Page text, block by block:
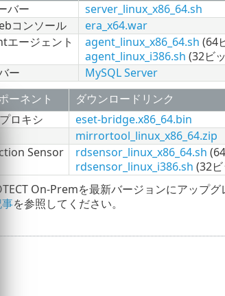
バー
server_linux_x86_64.sh
コンソール
era_x64.war
エージェント
agent_linux_x86_64.sh (64
agent_linux_i386.sh (32ビ
ー MySQL Server
ーネント
ダウンロードリンク
ロキシ
eset-bridge.x86_64.bin
mirrortool_linux_x86_64.zip
Sensor
rdsensor_linux_x86_64.sh
rdsensor_linux_i386.sh (32
On-Premを最新バージョンにアップグ
を参照してください。